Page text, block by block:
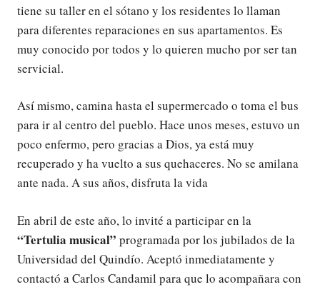
tiene su taller en el sótano y los residentes lo llaman
para diferentes reparaciones en sus apartamentos. Es
muy conocido por todos y lo quieren mucho por ser tan
servicial.
Así mismo, camina hasta el supermercado o toma el bus
para ir al centro del pueblo. Hace unos meses, estuvo un
poco enfermo, pero gracias a Dios, ya está muy
recuperado y ha vuelto a sus quehaceres. No se amilana
ante nada. A sus años, disfruta la vida
En abril de este año, lo invité a participar en la
“Tertulia musical” programada por los jubilados de la
Universidad del Quindío. Aceptó inmediatamente y
contactó a Carlos Candamil para que lo acompañara con